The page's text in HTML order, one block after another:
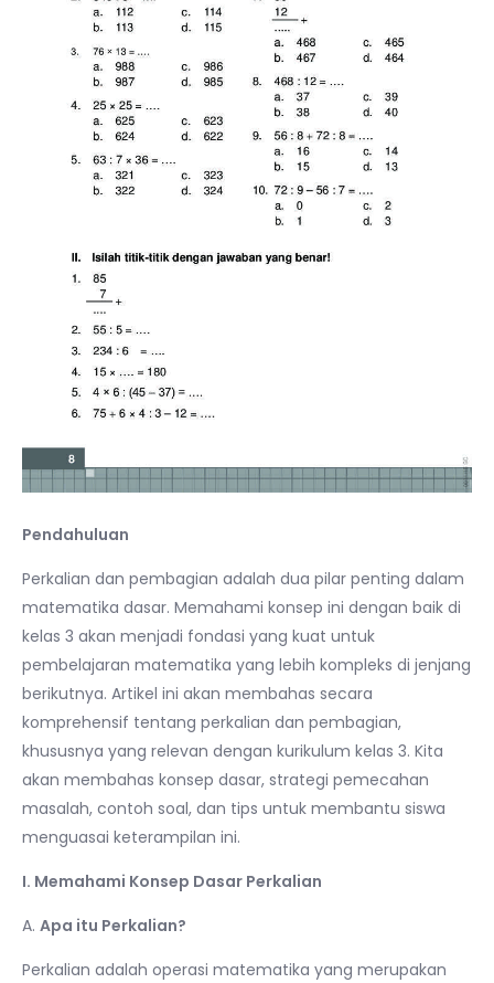
Pendahuluan
Perkalian dan pembagian adalah dua pilar penting dalam
matematika dasar. Memahami konsep ini dengan baik di
kelas 3 akan menjadi fondasi yang kuat untuk
pembelajaran matematika yang lebih kompleks di jenjang
berikutnya. Artikel ini akan membahas secara
komprehensif tentang perkalian dan pembagian,
khususnya yang relevan dengan kurikulum kelas 3. Kita
akan membahas konsep dasar, strategi pemecahan
masalah, contoh soal, dan tips untuk membantu siswa
menguasai keterampilan ini.
I. Memahami Konsep Dasar Perkalian
A. Apa itu Perkalian?
Perkalian adalah operasi matematika yang merupakan